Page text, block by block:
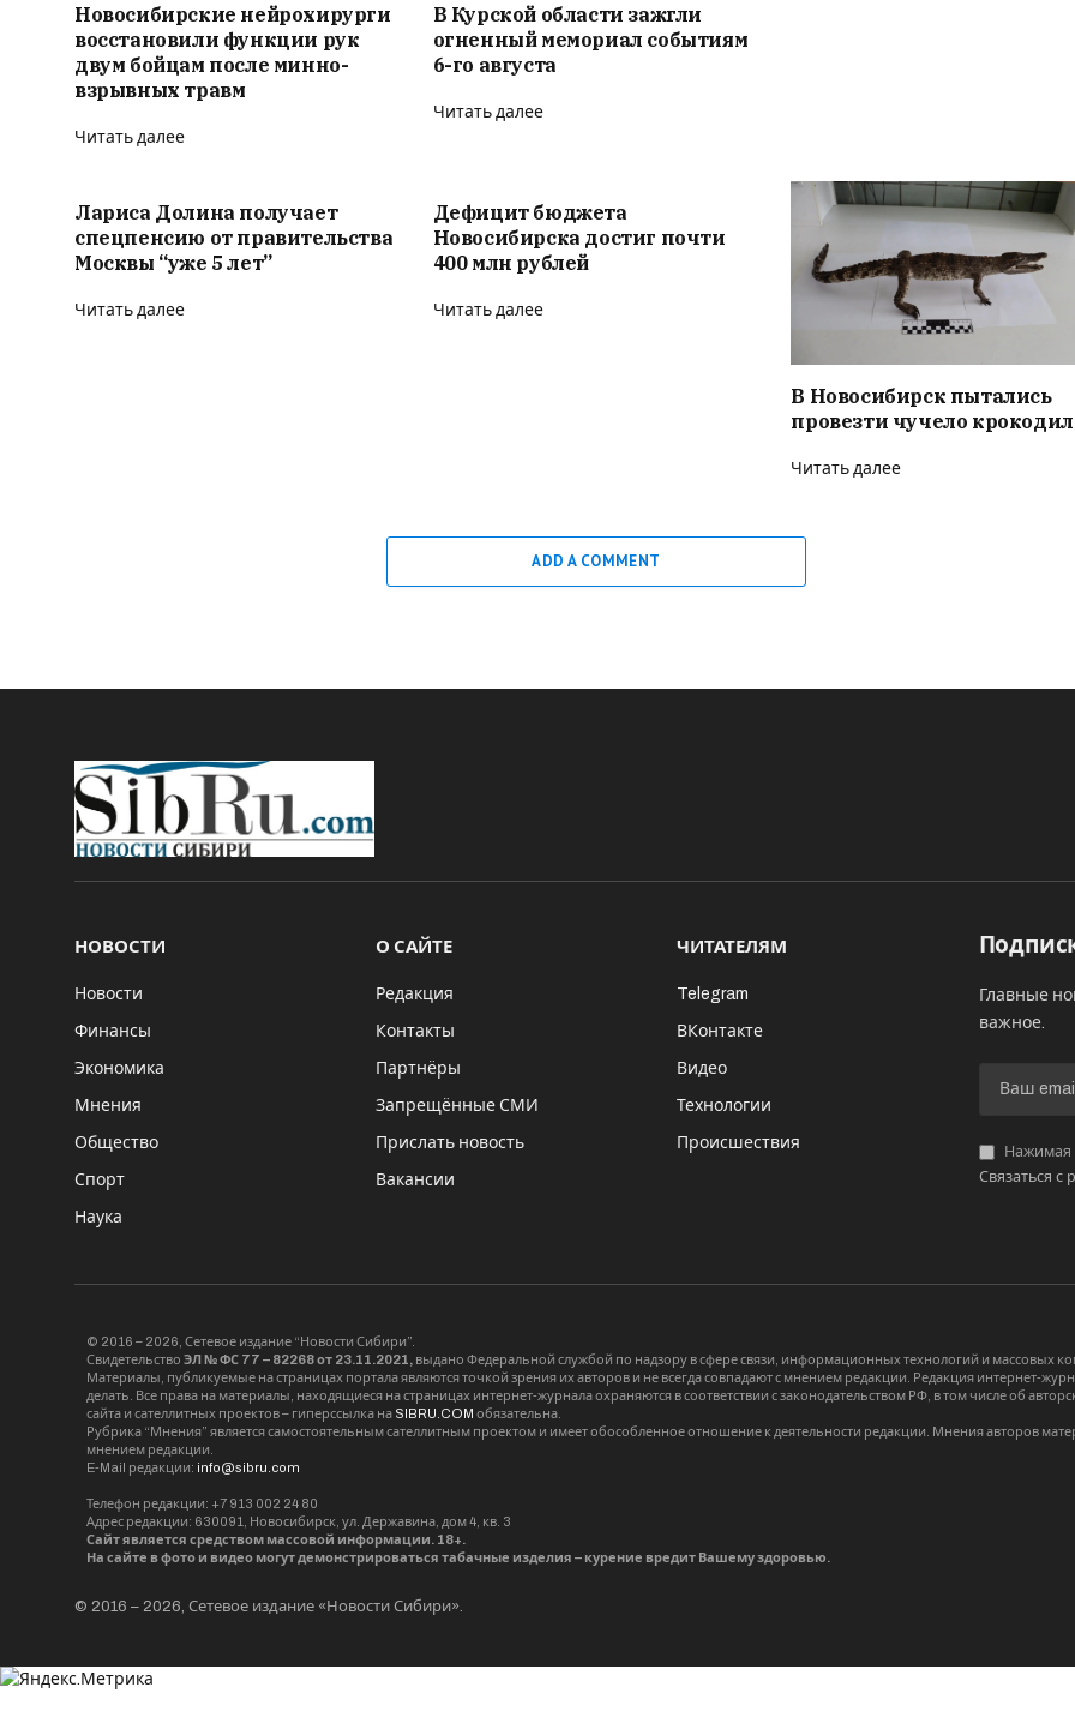
Новосибирские нейрохирурги
восстановили функции рук
двум бойцам после минно-
взрывных травм
Читать далее
В Курской области зажгли
огненный мемориал событиям
6-го августа
Читать далее
Лариса Долина получает
спецпенсию от правительства
Москвы “уже 5 лет”
Читать далее
Дефицит бюджета
Новосибирска достиг почти
400 млн рублей
Читать далее
В Новосибирск пытались
провезти чучело
Читать далее
ADD A COMMENT
НОВОСТИ
Новости
Финансы
Экономика
Мнения
Общество
Спорт
Наука
О САЙТЕ
Редакция
Контакты
Партнёры
Запрещённые СМИ
Прислать новость
Вакансии
ЧИТАТЕЛЯМ
Telegram
ВКонтакте
Видео
Технологии
Происшествия
Главные
важное.
Нажимая
Связаться с
© 2016 – 2026, Сетевое издание “Новости Сибири”.
Свидетельство ЭЛ № ФС 77 – 82268 от 23.11.2021, выдано Федеральной службой по надзору в сфере связи, информационных технологий и массовых
Материалы, публикуемые на страницах портала являются точкой зрения их авторов и не всегда совпадают с мнением редакции. Редакция интернет-
делать. Все права на материалы, находящиеся на страницах интернет-журнала охраняются в соответствии с законодательством РФ, в том числе об
сайта и сателлитных проектов – гиперссылка на SIBRU.COM обязательна.
Рубрика “Мнения” является самостоятельным сателлитным проектом и имеет обособленное отношение к деятельности редакции. Мнения авторов
мнением редакции.
E-Mail редакции: info@sibru.com
Телефон редакции: +7 913 002 24 80
Адрес редакции: 630091, Новосибирск, ул. Державина, дом 4, кв. 3
Сайт является средством массовой информации. 18+.
На сайте в фото и видео могут демонстрироваться табачные изделия – курение вредит Вашему здоровью.
© 2016 – 2026, Сетевое издание «Новости Сибири».